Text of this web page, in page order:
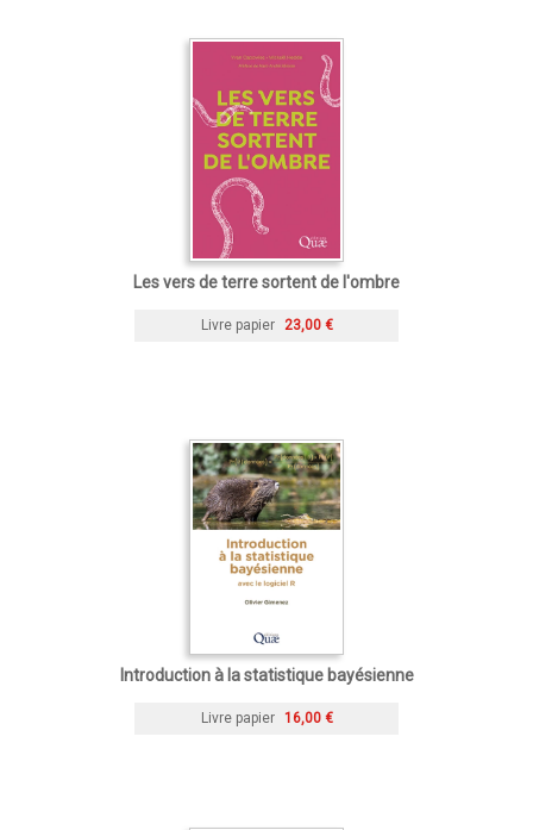
Les vers de terre sortent de l'ombre
Livre papier 23,00 €
Introduction à la statistique bayésienne
Livre papier 16,00 €